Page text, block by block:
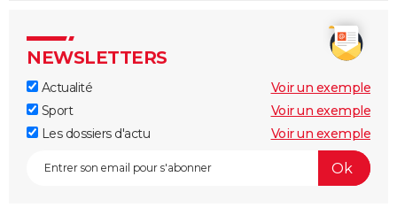
NEWSLETTERS
Actualité
Voir un exemple
Sport
Voir un exemple
Les dossiers d'actu
Voir un exemple